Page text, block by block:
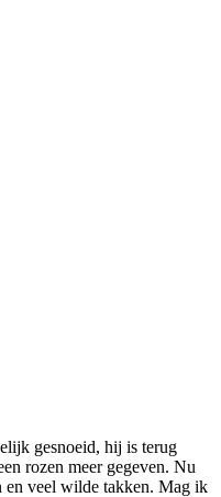
gesnoeid, hij is terug
rozen meer gegeven. Nu
en veel wilde takken. Mag ik